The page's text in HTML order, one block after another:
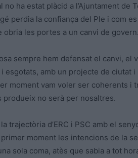
no ha estat plàcid a l’Ajuntament
perdia la confiança del Ple i com
obria les portes a un canvi de govern.
sempre hem defensat el canvi, el
esgotats, amb un projecte de ciutat
moment vam voler ser coherents i
produeix no serà per nosaltres.
trajectòria d’ERC i PSC amb el
moment les intencions de la
sola coma, atès que sabia a tot